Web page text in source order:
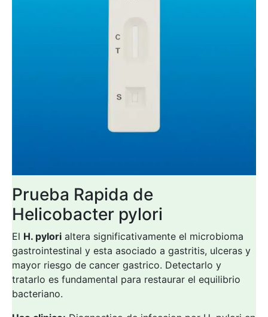
Prueba Rapida de
Helicobacter pylori
El H. pylori altera significativamente el microbioma
gastrointestinal y esta asociado a gastritis, ulceras y
mayor riesgo de cancer gastrico. Detectarlo y
tratarlo es fundamental para restaurar el equilibrio
bacteriano.